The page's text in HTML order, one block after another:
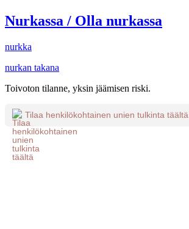
Nurkassa / Olla nurkassa
nurkka
nurkan takana
Toivoton tilanne, yksin jäämisen riski.
Tilaa henkilökohtainen unien tulkinta täältä